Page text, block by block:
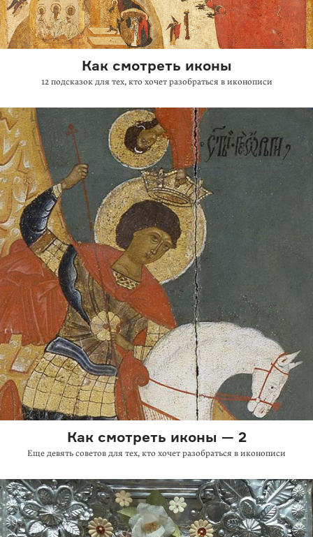
Как смотреть иконы
12 подсказок для тех, кто хочет разобраться в иконописи
Как смотреть иконы — 2
Еще девять советов для тех, кто хочет разобраться в иконописи